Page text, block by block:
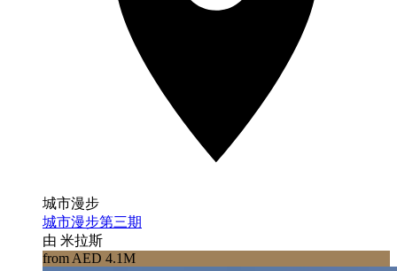
城市漫步
城市漫步第三期
由 米拉斯
from AED 4.1M